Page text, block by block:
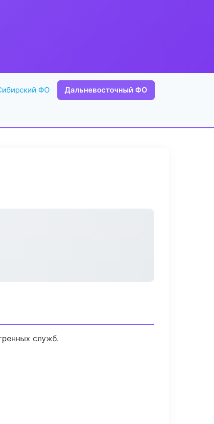
ФО Дальневосточный ФО
служб.